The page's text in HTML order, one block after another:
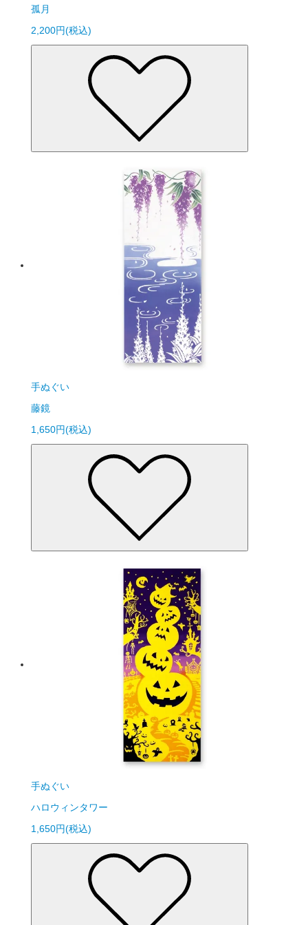
孤月
2,200円(税込)
手ぬぐい
藤鏡
1,650円(税込)
手ぬぐい
ハロウィンタワー
1,650円(税込)